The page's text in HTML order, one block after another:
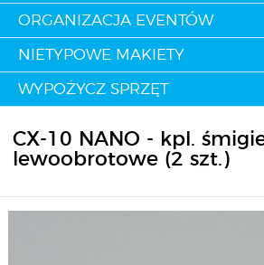
ORGANIZACJA EVENTÓW
NIETYPOWE MAKIETY
WYPOŻYCZ SPRZĘT
CX-10 NANO - kpl.
lewoobrotowe (2 szt.)